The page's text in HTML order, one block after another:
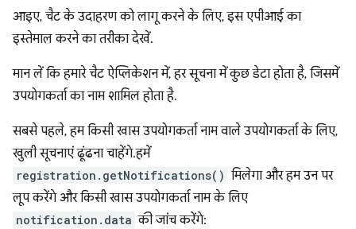
आइए, चैट के उदाहरण को लागू करने के लिए, इस एपीआई का
इस्तेमाल करने का तरीका देखें.
मान लें कि हमारे चैट ऐप्लिकेशन में, हर सूचना में कुछ डेटा होता है, जिसमें
उपयोगकर्ता का नाम शामिल होता है.
सबसे पहले, हम किसी खास उपयोगकर्ता नाम वाले उपयोगकर्ता के लिए,
खुली सूचनाएं ढूंढना चाहेंगे. हमें
registration.getNotifications() मिलेगा और हम उन पर
लूप करेंगे और किसी खास उपयोगकर्ता नाम के लिए
notification.data की जांच करेंगे: